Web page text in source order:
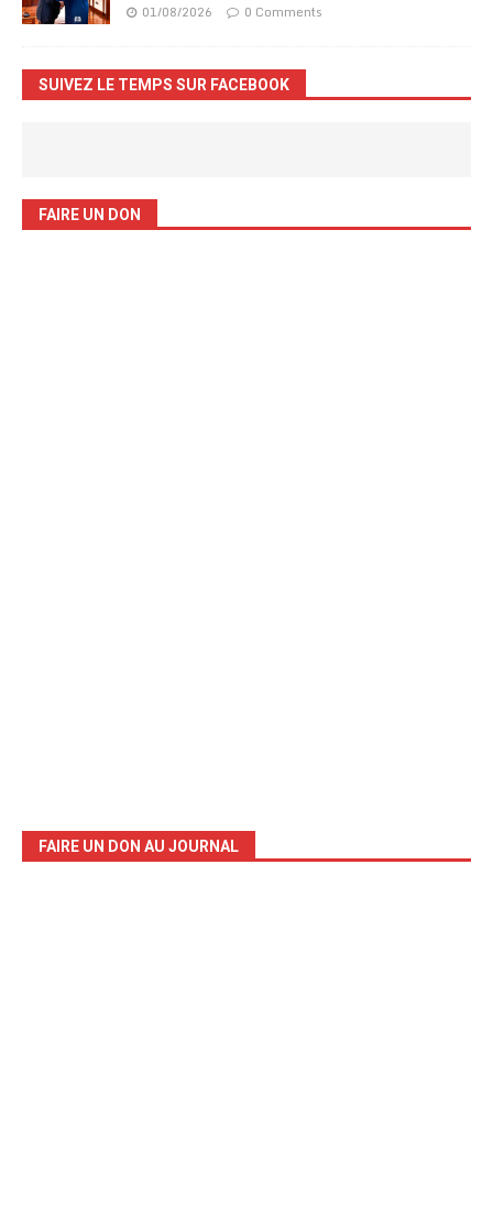
01/08/2026 0 Comments
SUIVEZ LE TEMPS SUR FACEBOOK
FAIRE UN DON
FAIRE UN DON AU JOURNAL